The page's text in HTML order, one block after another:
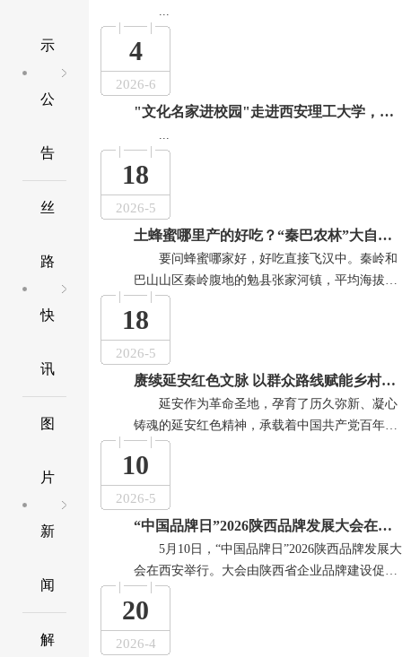
示
公
告
丝
路
快
讯
图
片
新
闻
解
4
2026-6
"文化名家进校园"走进西安理工大学，冀福记畅谈秦腔美学与时代创新...
18
2026-5
土蜂蜜哪里产的好吃？“秦巴农林”大自然的馈赠...
要问蜂蜜哪家好，好吃直接飞汉中。秦岭和
巴山山区秦岭腹地的勉县张家河镇，平均海拔12
0 0米以上，自然气候独特，雨水充沛，草木葱
郁，气候湿润宜人，土地肥沃，资源丰富有各种
植物15 0 0余种，蜜源植物 5 0 0种左右，素有“秦
巴药库”“天然氧吧”之美誉。这里没有任何的环境
污染，山清水秀，非常适合中华蜜蜂生存和繁
殖，素有“生物基因库”、“秦巴聚宝盆”之称...
18
2026-5
赓续延安红色文脉 以群众路线赋能乡村全面振兴 ——马克思主义视角下延安乡村振兴的实践路径...
延安作为革命圣地，孕育了历久弥新、凝心
铸魂的延安红色精神，承载着中国共产党百年奋
斗的红色基因。从马克思主义群众史观来看，人
民群众是社会物质财富和精神财富的创造者，更
是社会变革与乡村发展的根本力量。党在延安时
期形成的一切为了群众、一切依靠群众的工作路
线，不仅是革命年代克敌...
10
2026-5
“中国品牌日”2026陕西品牌发展大会在西安圆满召开...
5月10日，“中国品牌日”2026陕西品牌发展大
会在西安举行。大会由陕西省企业品牌建设促进
会、大国品牌论坛组委会、西安市企业品牌建设
协会联合主办，世品会（陕西）品牌管理有限公
司承办、陕西柳林酒业集团有限公司等联合承
20
2026-4